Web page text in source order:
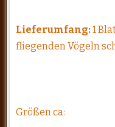
Lieferumfang:1
fliegenden Vögeln
Größen ca: